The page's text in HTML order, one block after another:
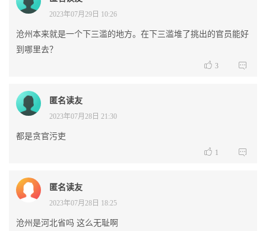
2023年07月29日 10:26
沧州本来就是一个下三滥的地方。在下三滥堆了挑出的官员能好
到哪里去？
 3 
匿名读友
2023年07月28日 21:30
都是贪官污吏
 1 
匿名读友
2023年07月28日 18:25
沧州是河北省吗 这么无耻啊